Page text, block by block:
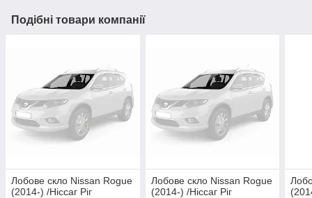
Подібні товари компанії
Лобове скло Nissan Rogue
(2014-) /Ніссаг Ріг
Лобове скло Nissan Rogue
(2014-) /Ніссаг Ріг